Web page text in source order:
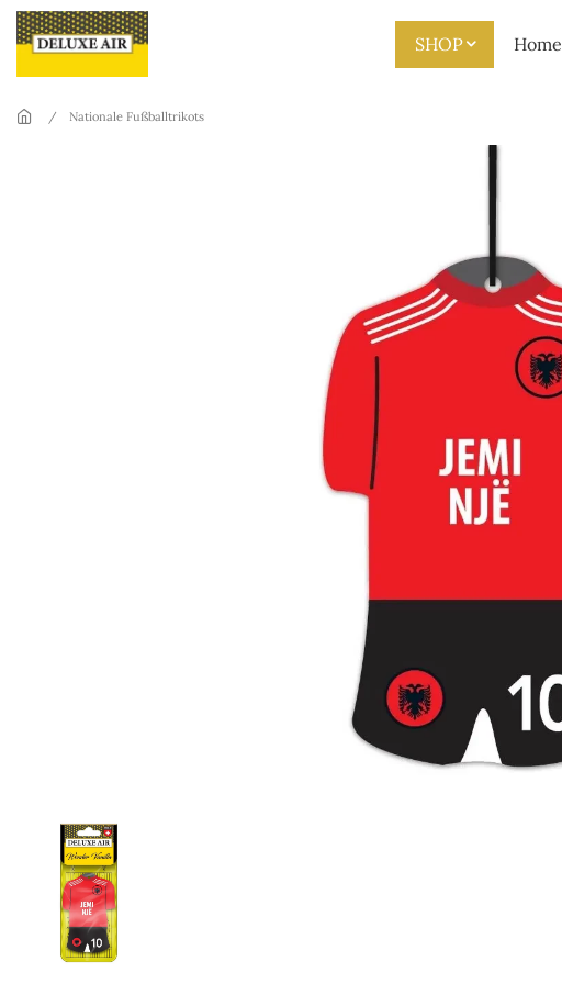
Skip to main content
SHOP
Home
Nationale Fußballtrikots